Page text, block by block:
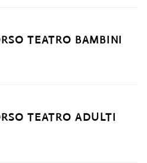
TEATRO BAMBINI
TEATRO ADULTI